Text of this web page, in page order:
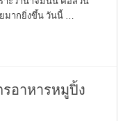
มากยิ่งขึ้น วันนี้ …
อาหารหมูปิ้ง